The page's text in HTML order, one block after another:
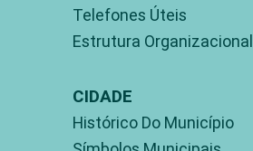
Telefones Úteis
Estrutura Organizacional
CIDADE
Histórico Do Município